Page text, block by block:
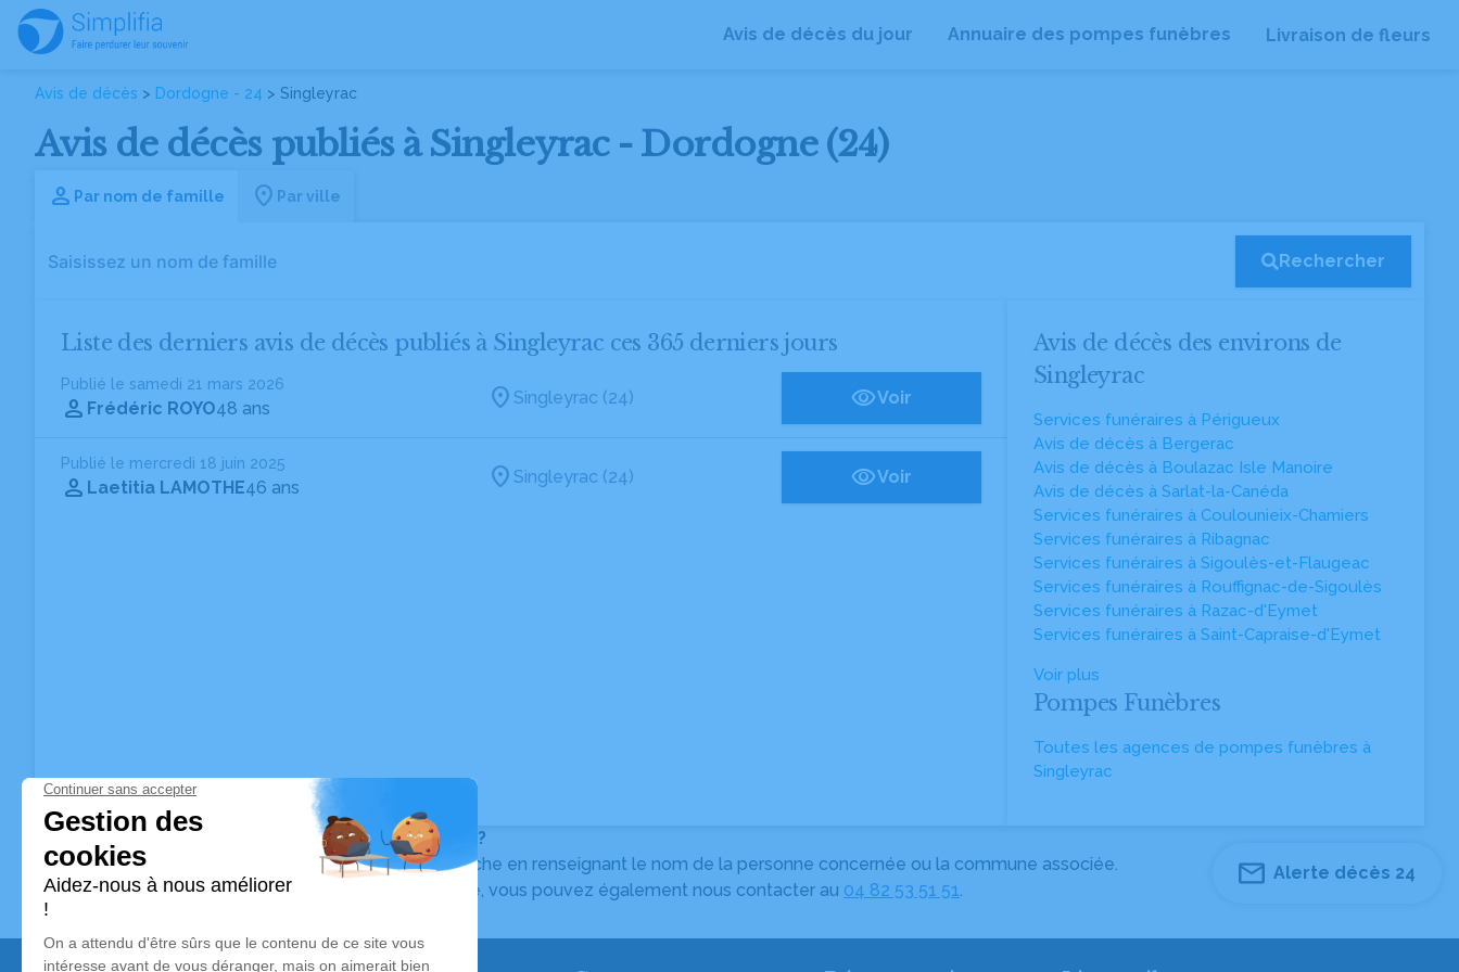
Avis de décès du jour Annuaire des pompes funèbres Livraison de fleurs
Avis de décès > Dordogne - 24 > Singleyrac
Avis de décès publiés à Singleyrac - Dordogne (24)
Par nom de famille Par ville
Rechercher
Liste des derniers avis de décès publiés à Singleyrac ces 365 derniers jours
Publié le samedi 21 mars 2026
Frédéric ROYO48 ans
Singleyrac (24) Voir
Publié le mercredi 18 juin 2025
Laetitia LAMOTHE46 ans
Singleyrac (24) Voir
Avis de décès des environs de
Singleyrac
Services funéraires à Périgueux
Avis de décès à Bergerac
Avis de décès à Boulazac Isle Manoire
Avis de décès à Sarlat-la-Canéda
Services funéraires à Coulounieix-Chamiers
Services funéraires à Ribagnac
Services funéraires à Sigoulès-et-Flaugeac
Services funéraires à Rouffignac-de-Sigoulès
Services funéraires à Razac-d'Eymet
Services funéraires à Saint-Capraise-d'Eymet
Voir plus
Pompes Funèbres
Toutes les agences de pompes funèbres à
Singleyrac
Vous ne trouvez pas l’avis de décès recherché ?
Pour affiner votre recherche, utilisez la barre de recherche en renseignant le nom de la personne concernée ou la commune associée.
Pour toute question relative au fonctionnement du site, vous pouvez également nous contacter au 04 82 53 51 51.
Alerte décès 24